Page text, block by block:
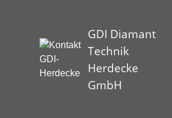
GDI Diamant
Technik
Herdecke
GmbH